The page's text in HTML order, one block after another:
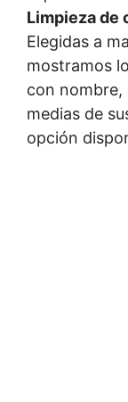
Limpieza de
Elegidas a
mostramos
con
medias de
opción